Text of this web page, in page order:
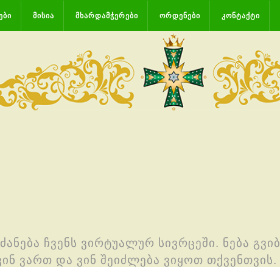
ᲛᲘᲡᲘᲐ ᲛᲮᲐᲠᲓᲐᲛᲭᲔᲠᲔᲑᲘ ᲝᲠᲓᲔᲜᲔᲑᲘ ᲙᲝᲜᲢᲐᲥᲢᲘ
ჩვენს ვირტუალურ სივრცეში. ნება
ვართ და ვინ შეიძლება ვიყოთ თქვენთვის.